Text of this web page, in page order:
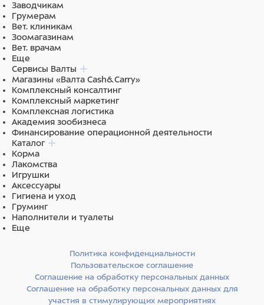
Состав
Состав: дегидрированное мясо курицы 20%,
дегидрированное мясо индейки 15%, рис, жир животный
(свиной, куриный), овес, чечевица зеленая,
гидролизованные мясные белки, витаминно-
минеральный комплекс (A, D, E, C, B1, B2, B4, B6, B12,
ниацин, пантотеновая кислота, биотин, фолиевая
кислота), сухие пивные дрожжи, яблоко, морковь, рыбий
жир (лососевый), юкка Шидигера, цикорий, черная
смородина, розмарин, пробиотики (Bacillus subtilis,
Bacillus licheniformis).
Питательная ценность:сырой протеин 29%, сырой жир
19%, влага 9%, сырая зола 7,5%, сырая клетчатка 2,5%.
Энергетическая ценность (средние значения) на 100г:
397 ккал.
Заводчикам
Грумерам
Вет. клиникам
Зоомагазинам
Вет. врачам
Еще
Сервисы Валты
Магазины «Валта Cash&Carry»
Комплексный консалтинг
Комплексный маркетинг
Комплексная логистика
Академия зообизнеса
Финансирование операционной деятельности
Каталог
Корма
Лакомства
Игрушки
Аксессуары
Гигиена и уход
Груминг
Наполнители и туалеты
Еще
Политика конфиденциальности
Пользовательское соглашение
Соглашение на обработку персональных данных
Соглашение на обработку персональных данных для
участия в стимулирующих мероприятиях